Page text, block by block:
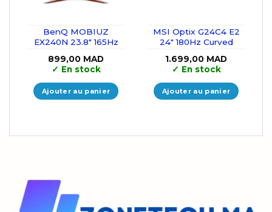
BenQ MOBIUZ
EX240N 23.8″ 165Hz
899,00 MAD
✓ En stock
Ajouter au panier
MSI Optix G24C4 E2
24″ 180Hz Curved
1.699,00 MAD
✓ En stock
Ajouter au panier